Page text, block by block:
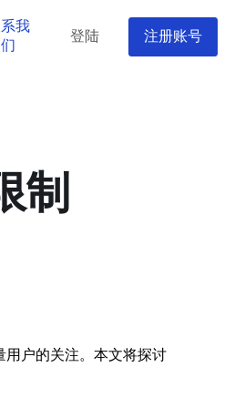
我
们
登陆 注册账号
制
户的关注。本文将探讨